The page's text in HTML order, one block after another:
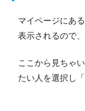
マイページにあ
表示されるので、
ここから見ちゃ
たい人を選択し